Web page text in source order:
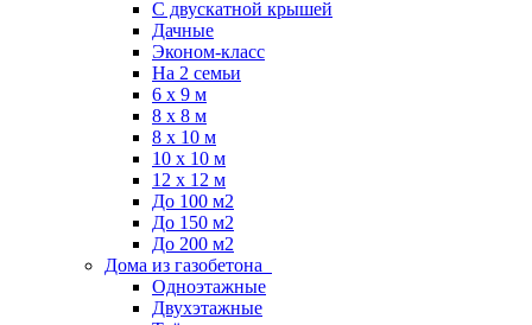
С двускатной крышей
Дачные
Эконом-класс
На 2 семьи
6 x 9 м
8 x 8 м
8 x 10 м
10 x 10 м
12 x 12 м
До 100 м2
До 150 м2
До 200 м2
Дома из газобетона
Одноэтажные
Двухэтажные